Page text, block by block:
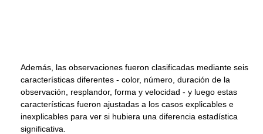
Además, las observaciones fueron clasificadas mediante seis
características diferentes - color, número, duración de la
observación, resplandor, forma y velocidad - y luego estas
características fueron ajustadas a los casos explicables e
inexplicables para ver si hubiera una diferencia estadística
significativa.